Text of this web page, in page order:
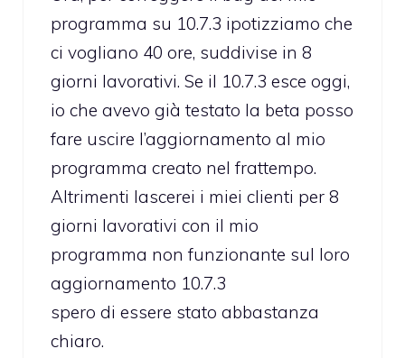
programma su 10.7.3 ipotizziamo che
ci vogliano 40 ore, suddivise in 8
giorni lavorativi. Se il 10.7.3 esce oggi,
io che avevo già testato la beta posso
fare uscire l’aggiornamento al mio
programma creato nel frattempo.
Altrimenti lascerei i miei clienti per 8
giorni lavorativi con il mio
programma non funzionante sul loro
aggiornamento 10.7.3
spero di essere stato abbastanza
chiaro.